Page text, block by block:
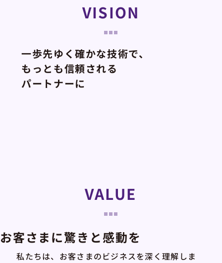
一歩先ゆく確かな技術で、
もっとも信頼される
パートナーに
VISION
VALUE
お客さまに驚きと感動を
私たちは、お客さまのビジネスを深く理解しま